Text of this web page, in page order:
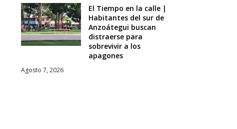
El Tiempo en la calle |
Habitantes del sur de
Anzoátegui buscan
distraerse para
sobrevivir a los
apagones
Agosto 7, 2026